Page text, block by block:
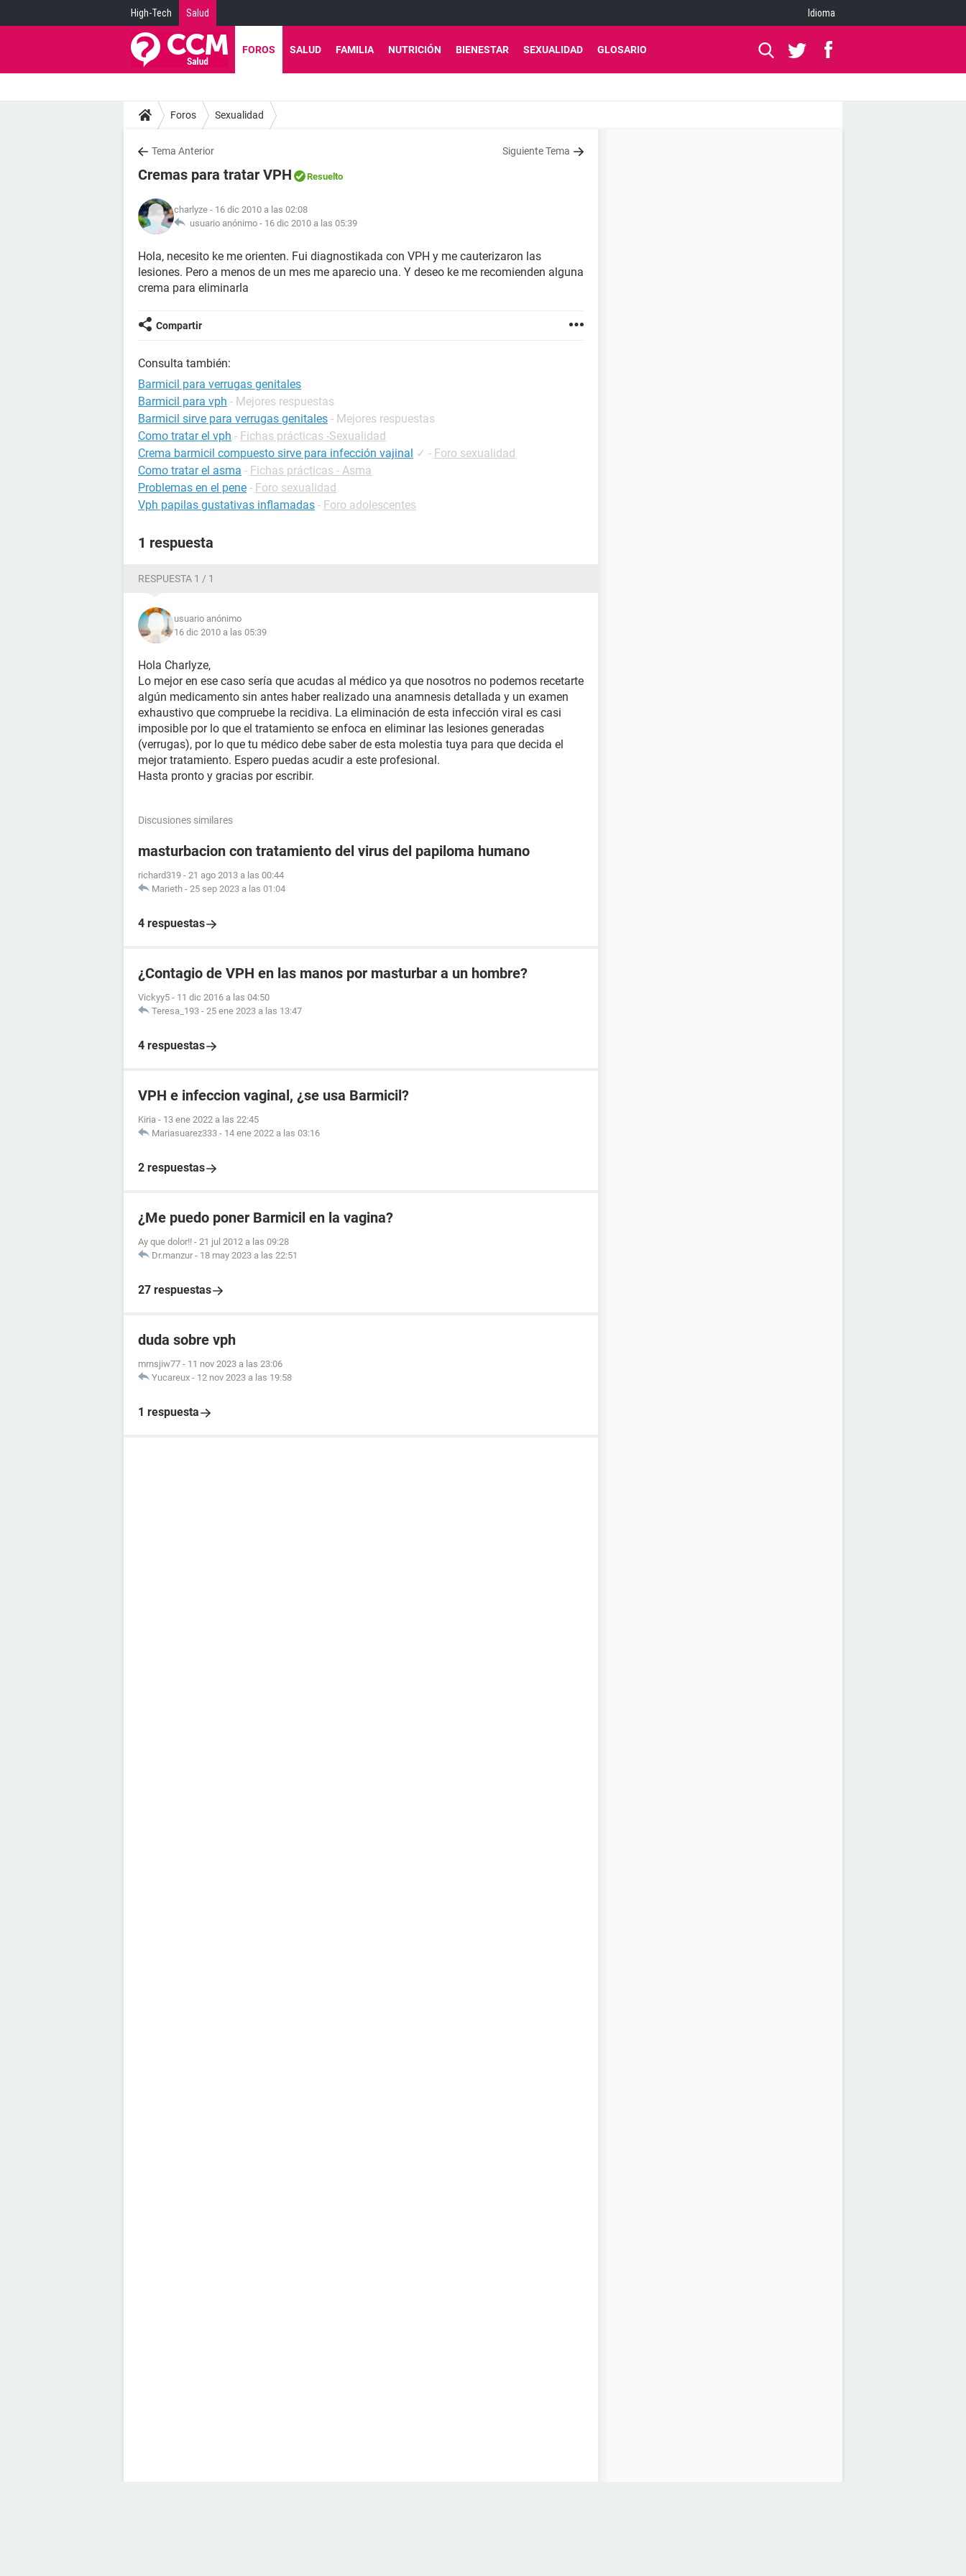
High-Tech Salud Idioma
FOROS SALUD FAMILIA NUTRICIÓN BIENESTAR SEXUALIDAD GLOSARIO
Foros Sexualidad
Tema Anterior Siguiente Tema
Cremas para tratar VPH Resuelto
charlyze - 16 dic 2010 a las 02:08
usuario anónimo - 16 dic 2010 a las 05:39
Hola, necesito ke me orienten. Fui diagnostikada con VPH y me cauterizaron las
lesiones. Pero a menos de un mes me aparecio una. Y deseo ke me recomienden alguna
crema para eliminarla
Compartir
Consulta también:
Barmicil para verrugas genitales
Barmicil para vph - Mejores respuestas
Barmicil sirve para verrugas genitales - Mejores respuestas
Como tratar el vph - Fichas prácticas -Sexualidad
Crema barmicil compuesto sirve para infección vajinal ✓ - Foro sexualidad
Como tratar el asma - Fichas prácticas - Asma
Problemas en el pene - Foro sexualidad
Vph papilas gustativas inflamadas - Foro adolescentes
1 respuesta
RESPUESTA 1 / 1
usuario anónimo
16 dic 2010 a las 05:39
Hola Charlyze,
Lo mejor en ese caso sería que acudas al médico ya que nosotros no podemos recetarte
algún medicamento sin antes haber realizado una anamnesis detallada y un examen
exhaustivo que compruebe la recidiva. La eliminación de esta infección viral es casi
imposible por lo que el tratamiento se enfoca en eliminar las lesiones generadas
(verrugas), por lo que tu médico debe saber de esta molestia tuya para que decida el
mejor tratamiento. Espero puedas acudir a este profesional.
Hasta pronto y gracias por escribir.
Discusiones similares
masturbacion con tratamiento del virus del papiloma humano
richard319 - 21 ago 2013 a las 00:44
Marieth - 25 sep 2023 a las 01:04
4 respuestas
¿Contagio de VPH en las manos por masturbar a un hombre?
Vickyy5 - 11 dic 2016 a las 04:50
Teresa_193 - 25 ene 2023 a las 13:47
4 respuestas
VPH e infeccion vaginal, ¿se usa Barmicil?
Kiria - 13 ene 2022 a las 22:45
Mariasuarez333 - 14 ene 2022 a las 03:16
2 respuestas
¿Me puedo poner Barmicil en la vagina?
Ay que dolor!! - 21 jul 2012 a las 09:28
Dr.manzur - 18 may 2023 a las 22:51
27 respuestas
duda sobre vph
mrnsjiw77 - 11 nov 2023 a las 23:06
Yucareux - 12 nov 2023 a las 19:58
1 respuesta